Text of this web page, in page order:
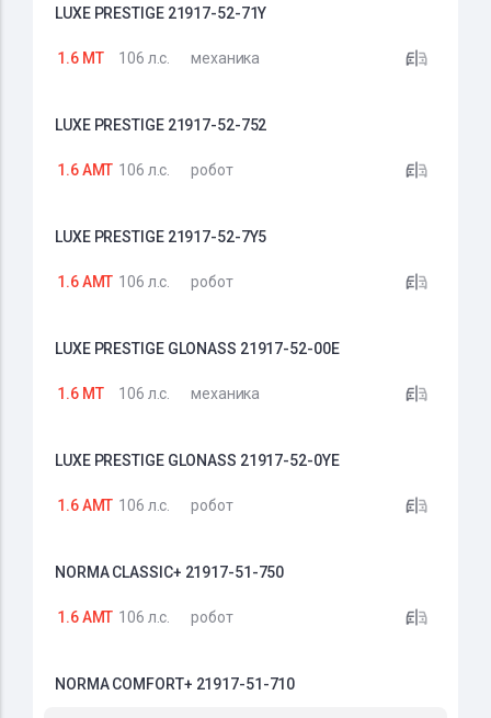
LUXE PRESTIGE 21917-52-71Y
1.6 MT 106 л.с. механика
LUXE PRESTIGE 21917-52-752
1.6 AMT 106 л.с. робот
LUXE PRESTIGE 21917-52-7Y5
1.6 AMT 106 л.с. робот
LUXE PRESTIGE GLONASS 21917-52-00E
1.6 MT 106 л.с. механика
LUXE PRESTIGE GLONASS 21917-52-0YE
1.6 AMT 106 л.с. робот
NORMA CLASSIC+ 21917-51-750
1.6 AMT 106 л.с. робот
NORMA COMFORT+ 21917-51-710